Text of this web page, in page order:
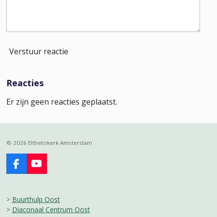
Verstuur reactie
Reacties
Er zijn geen reacties geplaatst.
© 2026 Elthetokerk Amsterdam
F
a
e
b
o
Y
o
T
u
b
> Buurthulp Oost
> Diaconaal Centrum Oost